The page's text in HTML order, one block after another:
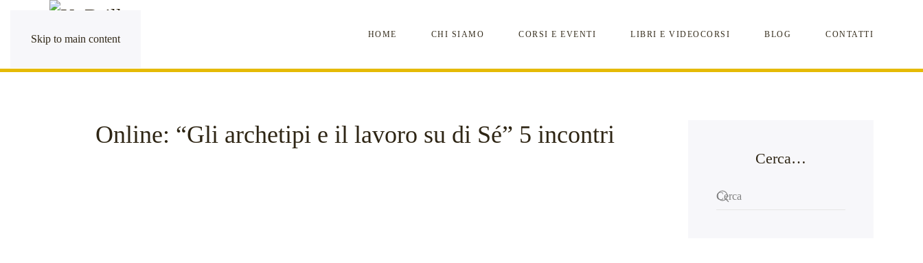
Skip to main content HOME CHI SIAMO CORSI E EVENTI LIBRI E VIDEOCORSI BLOG CONTATTI
Online: “Gli archetipi e il lavoro su di Sé” 5 incontri
Cerca…